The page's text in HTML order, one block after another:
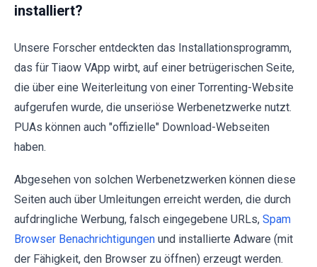
installiert?
Unsere Forscher entdeckten das Installationsprogramm,
das für Tiaow VApp wirbt, auf einer betrügerischen Seite,
die über eine Weiterleitung von einer Torrenting-Website
aufgerufen wurde, die unseriöse Werbenetzwerke nutzt.
PUAs können auch "offizielle" Download-Webseiten
haben.
Abgesehen von solchen Werbenetzwerken können diese
Seiten auch über Umleitungen erreicht werden, die durch
aufdringliche Werbung, falsch eingegebene URLs, Spam
Browser Benachrichtigungen und installierte Adware (mit
der Fähigkeit, den Browser zu öffnen) erzeugt werden.